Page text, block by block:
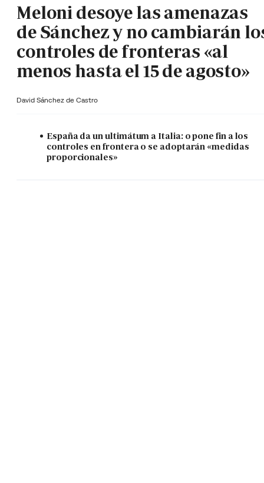
Meloni desoye las amenazas
de Sánchez y no cambiarán
controles de fronteras «al
menos hasta el 15 de agosto»
David Sánchez de Castro
España da un ultimátum a Italia: o pone fin a los
controles en frontera o se adoptarán «medidas
proporcionales»